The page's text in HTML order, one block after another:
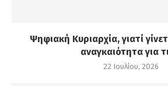
Ψηφιακή Κυριαρχία, γιατί
αναγκαιότητα για
22 Ιουλίου, 2026